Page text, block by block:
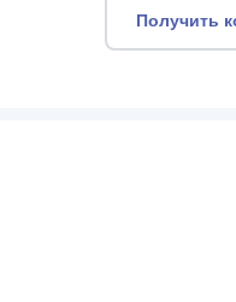
Получить